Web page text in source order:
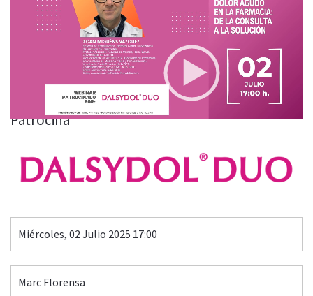
DOLOR AGUDO EN LA FARMACIA: DE LA CONSULTA A LA
SOLUCIÓN
Patrocina
Miércoles, 02 Julio 2025 17:00
Marc Florensa